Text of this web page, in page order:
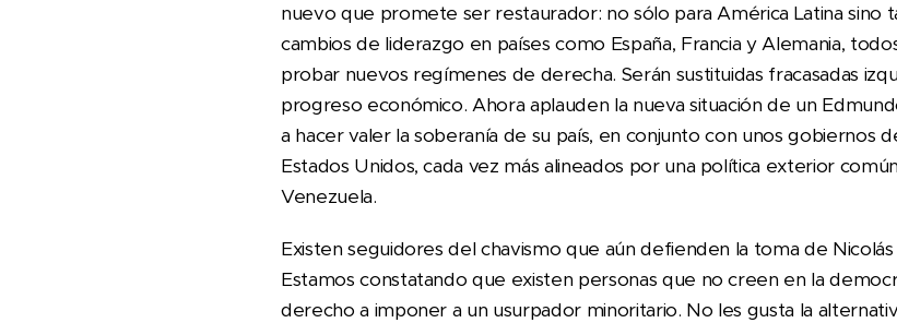
nuevo que promete ser restaurador: no sólo para América Latina sino
cambios de liderazgo en países como España, Francia y Alemania,
probar nuevos regímenes de derecha. Serán sustituidas fracasadas
progreso económico. Ahora aplauden la nueva situación de un
a hacer valer la soberanía de su país, en conjunto con unos gobiernos
Estados Unidos, cada vez más alineados por una política exterior
Venezuela.
Existen seguidores del chavismo que aún defienden la toma de
Estamos constatando que existen personas que no creen en la
derecho a imponer a un usurpador minoritario. No les gusta la